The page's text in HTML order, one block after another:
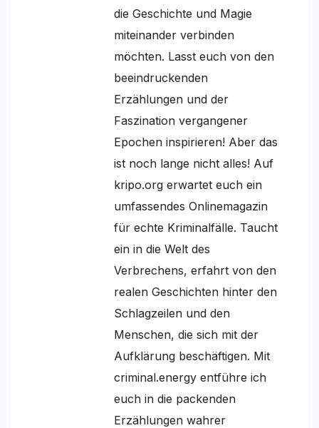
die Geschichte und Magie
miteinander verbinden
möchten. Lasst euch von den
beeindruckenden
Erzählungen und der
Faszination vergangener
Epochen inspirieren! Aber das
ist noch lange nicht alles! Auf
kripo.org erwartet euch ein
umfassendes Onlinemagazin
für echte Kriminalfälle. Taucht
ein in die Welt des
Verbrechens, erfahrt von den
realen Geschichten hinter den
Schlagzeilen und den
Menschen, die sich mit der
Aufklärung beschäftigen. Mit
criminal.energy entführe ich
euch in die packenden
Erzählungen wahrer